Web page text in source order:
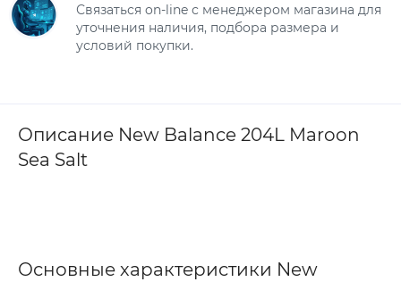
Связаться on-line с менеджером магазина для
уточнения наличия, подбора размера и
условий покупки.
Описание New Balance 204L Maroon
Sea Salt
Основные характеристики New